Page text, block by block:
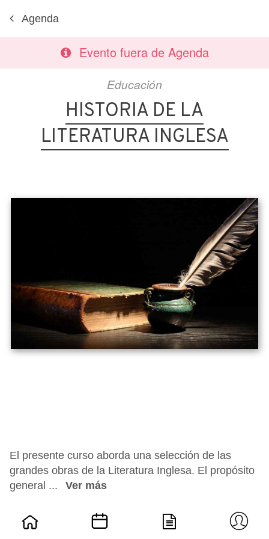
Agenda
Evento fuera de Agenda
Educación
HISTORIA DE LA
LITERATURA INGLESA
El presente curso aborda una selección de las
grandes obras de la Literatura Inglesa. El propósito
general ...
Ver más